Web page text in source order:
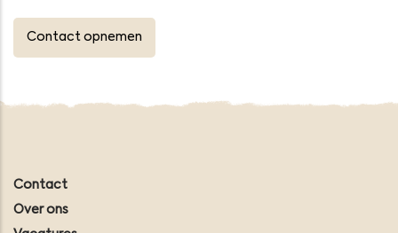
Contact opnemen
Contact
Over ons